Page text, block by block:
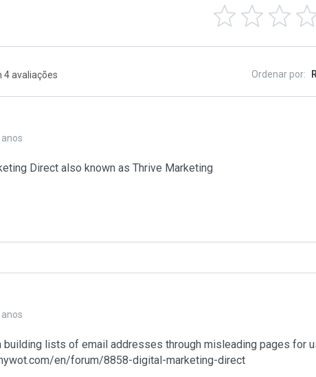
4 avaliações Ordenar por:
anos
Direct also known as Thrive Marketing
anos
building lists of email addresses through misleading pages for
en/forum/8858-digital-marketing-direct